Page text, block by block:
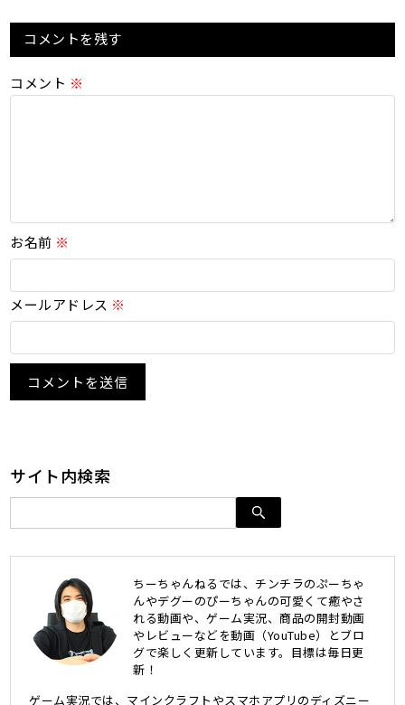
コメントを残す
コメント ※
お名前 ※
メールアドレス ※
サイト内検索
ちーちゃんねるでは、チンチラのぷーちゃ
んやデグーのぴーちゃんの可愛くて癒やさ
れる動画や、ゲーム実況、商品の開封動画
やレビューなどを動画（YouTube）とブロ
グで楽しく更新しています。目標は毎日更
新！
ゲーム実況では、マインクラフトやスマホアプリのディズニー